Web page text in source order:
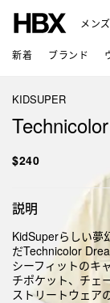
メンズ
新着 ブランド
KIDSUPER
$240
説明
KidSuperらしい夢
だTechnicolor
シーフィットのキ
チポケット、チェ
ストリートウェア